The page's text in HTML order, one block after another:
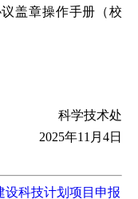
盖章操作手册（校
科学技术处
2025年11 月 4日
设科技计划项目申报